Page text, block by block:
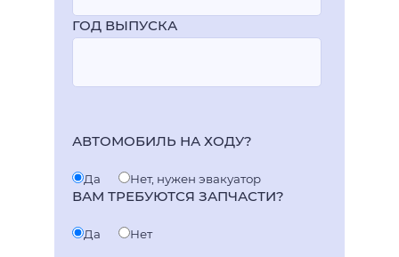
ГОД ВЫПУСКА
АВТОМОБИЛЬ НА ХОДУ?
Да Нет, нужен эвакуатор
ВАМ ТРЕБУЮТСЯ ЗАПЧАСТИ?
Да Нет